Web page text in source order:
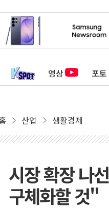
영상 포토
산업 생활경제
시장 확장 나
구체화할 것"